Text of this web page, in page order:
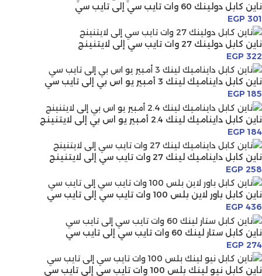
ناين كابل دولينك 60 وات تايب سي إلى تايب سي
EGP 301
ناين كابل دولينك 27 وات تايب سي إلى لايتنينج
EGP 322
ناين كابل دايناميك لينك 3 أمبير يو اس بي إلى تايب سي
EGP 185
ناين كابل دايناميك لينك 2.4 أمبير يو اس بي إلى لايتنينج
EGP 184
ناين كابل دايناميك لينك 27 وات تايب سي إلى لايتنينج
EGP 258
ناين كابل باور لاين بلس 100 وات تايب سي إلى تايب سي
EGP 436
ناين كابل ستار لينك 60 وات تايب سي إلى تايب سي
EGP 274
ناين كابل نيو لينك بلس 100 وات تايب سي إلى تايب سي